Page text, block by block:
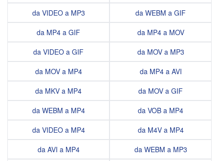
da VIDEO a MP3
da MP4 a GIF
da VIDEO a GIF
da MOV a MP4
da MKV a MP4
da WEBM a MP4
da VIDEO a MP4
da AVI a MP4
da WEBM a GIF
da MP4 a MOV
da MOV a MP3
da MP4 a AVI
da MOV a GIF
da VOB a MP4
da M4V a MP4
da WEBM a MP3